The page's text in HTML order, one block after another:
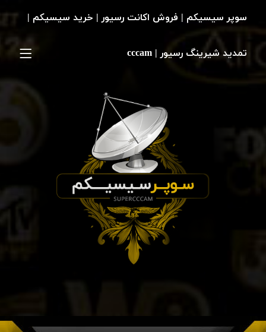
سوپر سیسیکم | فروش اکانت رسیور | خرید سیسیکم |
تمدید شیرینگ رسیور | cccam